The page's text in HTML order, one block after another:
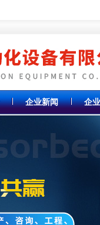
企业新闻 企